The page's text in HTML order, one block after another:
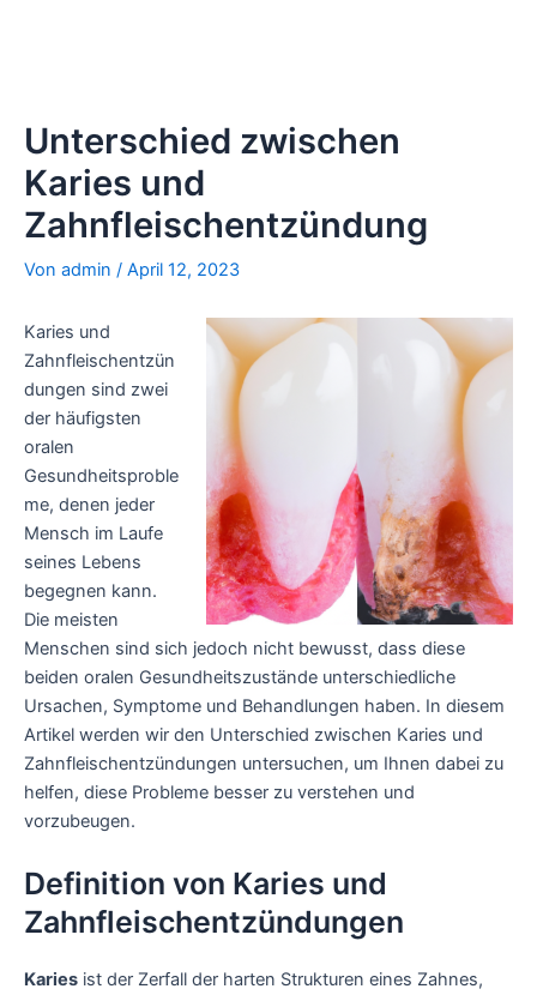
Unterschied zwischen
Karies und
Zahnfleischentzündung
Von admin / April 12, 2023
Karies und
Zahnfleischentzün
dungen sind zwei
der häufigsten
oralen
Gesundheitsproble
me, denen jeder
Mensch im Laufe
seines Lebens
begegnen kann.
Die meisten
Menschen sind sich jedoch nicht bewusst, dass diese
beiden oralen Gesundheitszustände unterschiedliche
Ursachen, Symptome und Behandlungen haben. In diesem
Artikel werden wir den Unterschied zwischen Karies und
Zahnfleischentzündungen untersuchen, um Ihnen dabei zu
helfen, diese Probleme besser zu verstehen und
vorzubeugen.
Definition von Karies und
Zahnfleischentzündungen
Karies ist der Zerfall der harten Strukturen eines Zahnes,